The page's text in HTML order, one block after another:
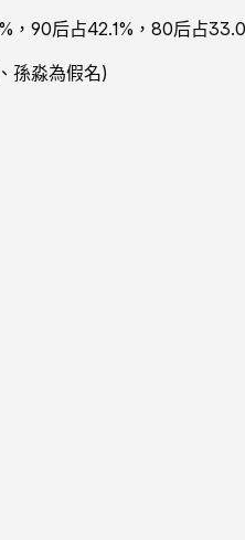
，90后占42.1%，80后占
孫淼為假名)